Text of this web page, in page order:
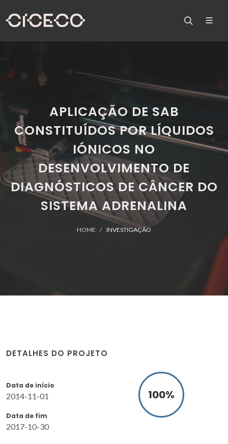
APLICAÇÃO DE SAB
CONSTITUÍDOS POR LÍQUIDOS
IÓNICOS NO
DESENVOLVIMENTO DE
DIAGNÓSTICOS DE CÂNCER DO
SISTEMA ADRENALINA
HOME INVESTIGAÇÃO
DETALHES DO PROJETO
Data de início
2014-11-01
Data de fim
2017-10-30
100%